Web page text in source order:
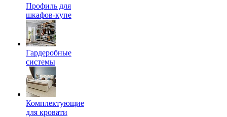
Профиль для
шкафов-купе
Гардеробные
системы
Комплектующие
для кровати